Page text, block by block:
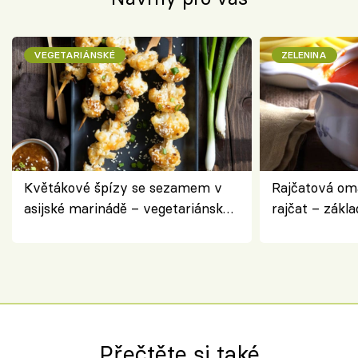
VEGETARIÁNSKÉ
Květákové špízy se sezamem v
asijské marinádě – vegetariánská
ZELENINA
Rajčatová
rajčat –